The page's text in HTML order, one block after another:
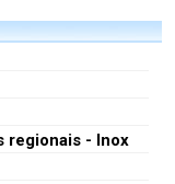
regionais - Inox